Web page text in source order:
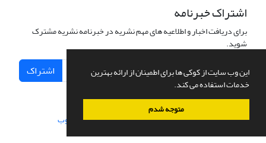
این وب سایت از کوکی ها برای اطمینان از ارائه بهترین
خدمات استفاده می کند.
متوجه شدم
اشتراک خبرنامه
برای دریافت اخبار و اطلاعیه های مهم نشریه در خبرنامه نشریه مشترک
شوید.
اشتراک
سامانه مدیریت نشریات علمی.طراحی و پیاده سازی از سیناوب